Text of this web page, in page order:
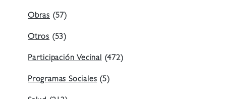
Obras (57)
Otros (53)
Participación Vecinal(472)
Programas Sociales(5)